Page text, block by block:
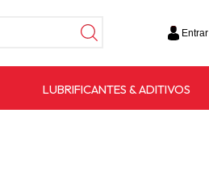
Entrar
LUBRIFICANTES & ADITIVOS